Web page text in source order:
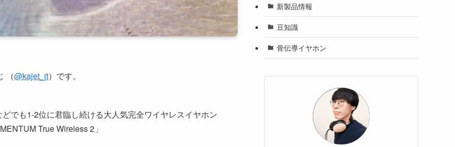
（@kajet_jt）です。
でも1-2位に君臨し続ける大人気完全ワイヤレスイヤホン
True Wireless 2」
新製品情報
豆知識
骨伝導イヤホン